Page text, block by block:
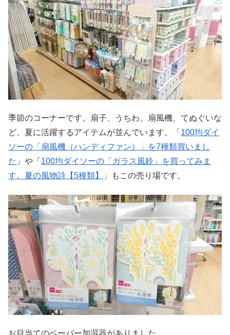
季節のコーナーです。扇子、うちわ、扇風機、てぬぐいな
ど、夏に活躍するアイテムが並んでいます。「 100均ダイ
ソーの「扇風機（ハンディファン）」を7種類買いまし
た 」や「 100均ダイソーの「ガラス風鈴」を買ってみま
す。夏の風物詩【5種類】
」もこの売り場です。
お目当てのペーパー加湿器がありました。